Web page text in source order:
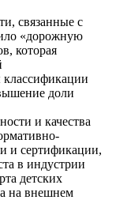
связанные с
«дорожную
которая
классификации
доли
и качества
и сертификации,
в индустрии
детских
на внешнем